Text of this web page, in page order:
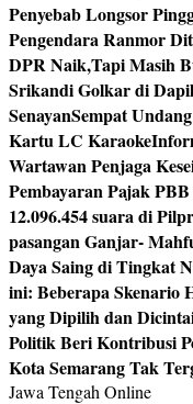
Penyebab Longsor
Pengendara Ranmor
DPR Naik,Tapi Masih
Srikandi Golkar di
SenayanSempat
Kartu LC Karaoke
Wartawan Penjaga
Pembayaran Pajak
12.096.454 suara di
pasangan Ganjar-
Daya Saing di Tingkat
ini: Beberapa Skenario
yang Dipilih dan
Politik Beri Kontribusi
Kota Semarang Tak
Jawa Tengah Online